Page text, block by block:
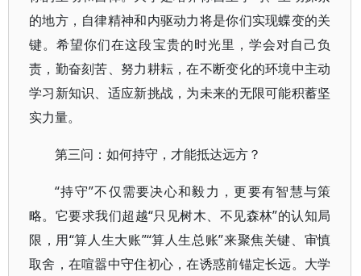
的地方，自律精神和内驱动力将是你们实现蝶变的关
键。希望你们在这段宝贵的时光里，学会对自己负
责，勤奋刻苦、努力耕耘，在不断变化的环境中主动
学习新知识、适应新挑战，为未来的无限可能积蓄坚
实力量。
第三问：如何持守，才能抵达远方？
“持守”不仅需要决心和毅力，更要有智慧与策
略。它要求我们超越“只见树木、不见森林”的认知局
限，用“算人生大账”“算人生总账”来聚焦关键、审慎
取舍，在喧嚣中守住初心，在诱惑前锚定长远。大学